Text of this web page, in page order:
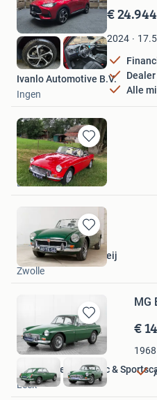
in
Mijn
Favorieten
€
2024
Alle
Ivanlo Automotive B.V.
Ingen
Bewaren
in
Mijn
Favorieten
jansen
Elst
Bewaren
in
Mijn
Thijs Joris van ter Meij
Zwolle
Bewaren
in
Mijn
Favorieten
MG
€
1968
Hofman Leek Classic &
Leek